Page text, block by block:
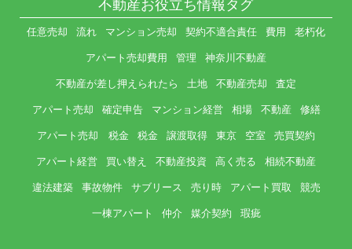
不動産お役立ち情報タグ
任意売却 流れ マンション売却 契約不適合責任 費用 老朽化
アパート売却費用 管理 神奈川不動産
不動産が差し押えられたら 土地 不動産売却 査定
アパート売却 確定申告 マンション経営 相場 不動産 修繕
アパート売却 税金 税金 譲渡取得 東京 空室 売買契約
アパート経営 買い替え 不動産投資 高く売る 相続不動産
違法建築 事故物件 サブリース 売り時 アパート買取 競売
一棟アパート 仲介 媒介契約 瑕疵